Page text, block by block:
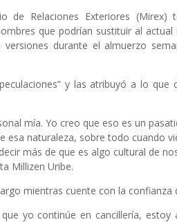
de Relaciones Exteriores (Mirex)
que podrían sustituir al actual
durante el almuerzo
y las atribuyó a lo que
mía. Yo creo que eso es un
esa naturaleza, sobre todo cuando
más de que es algo cultural de
Millizen Uribe.
mientras cuente con la confianza
yo continúe en cancillería, estoy